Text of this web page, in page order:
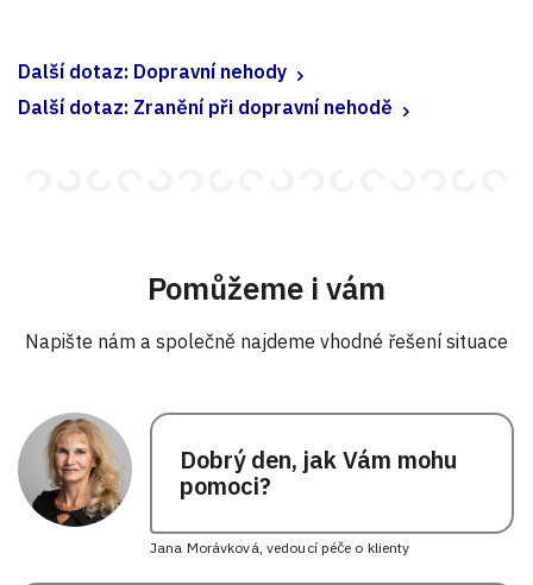
Další dotaz: Dopravní nehody
Další dotaz: Zranění při dopravní nehodě
Pomůžeme i vám
Napište nám a společně najdeme vhodné řešení situace
Dobrý den, jak Vám mohu
pomoci?
Jana Morávková, vedoucí péče o klienty